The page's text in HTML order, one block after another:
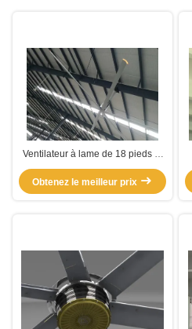
Ventilateur à lame de 18 pieds et
5 pieds
Obtenez le meilleur prix